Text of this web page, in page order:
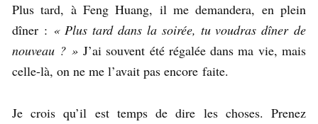
Plus tard, à Feng Huang, il me demandera, en plein
dîner : « Plus tard dans la soirée, tu voudras dîner de
nouveau ? »J’ai souvent été régalée dans ma vie, mais
celle-là, on ne me l’avait pas encore faite.
Je crois qu’il est temps de dire les choses. Prenez